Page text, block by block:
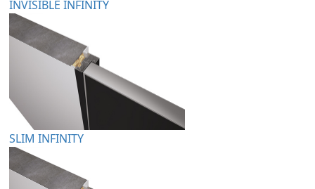
INVISIBLE INFINITY
SLIM INFINITY